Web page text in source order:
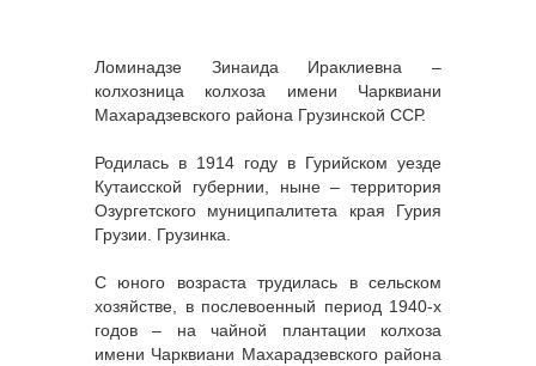
Ломинадзе Зинаида Ираклиевна –
колхозница колхоза имени Чарквиани
Махарадзевского района Грузинской ССР.
Родилась в 1914 году в Гурийском уезде
Кутаисской губернии, ныне – территория
Озургетского муниципалитета края Гурия
Грузии. Грузинка.
С юного возраста трудилась в сельском
хозяйстве, в послевоенный период 1940-х
годов – на чайной плантации колхоза
имени Чарквиани Махарадзевского района